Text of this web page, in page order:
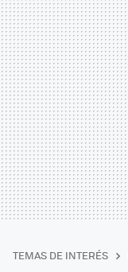
TEMAS DE INTERÉS